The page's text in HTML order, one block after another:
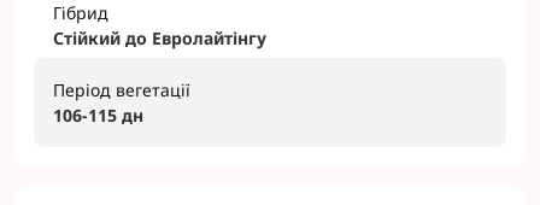
Гібрид
Стійкий до Евролайтінгу
Період вегетації
106-115 дн